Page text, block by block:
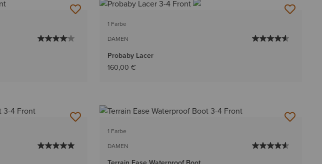
1 Farbe
DAMEN
Probaby Lacer
160,00 €
1 Farbe
DAMEN